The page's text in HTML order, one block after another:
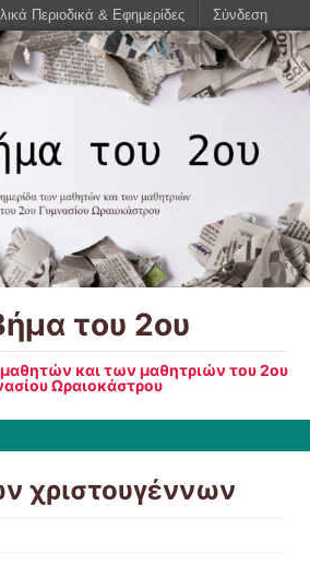
του 2ου
και των μαθητριών του 2ου
Ωραιοκάστρου
χριστουγέννων
Περιοδικά & Εφημερίδες Σύνδεση